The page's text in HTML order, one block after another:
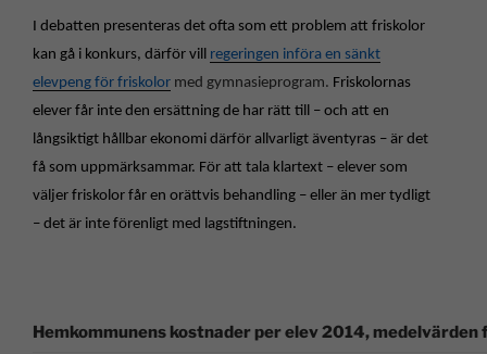
I debatten presenteras det ofta som ett problem att friskolor
kan gå i konkurs, därför vill regeringen införa en sänkt
elevpeng för friskolor med gymnasieprogram. Friskolornas
elever får inte den ersättning de har rätt till – och att en
långsiktigt hållbar ekonomi därför allvarligt äventyras – är det
få som uppmärksammar. För att tala klartext – elever som
väljer friskolor får en orättvis behandling – eller än mer tydligt
– det är inte förenligt med lagstiftningen.
Hemkommunens kostnader per elev 2014,